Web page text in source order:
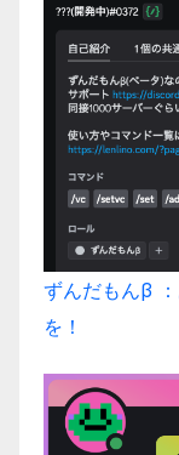
ずんだもんβ
を！